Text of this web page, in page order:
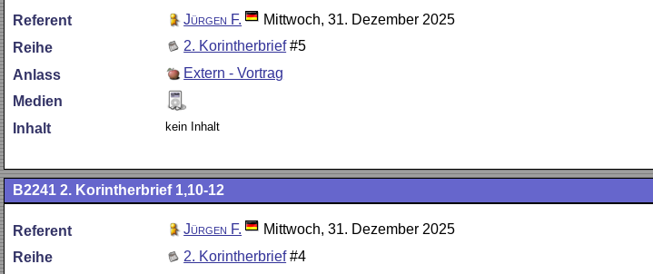
Referent Jürgen F.
Mittwoch, 31. Dezember 2025
Reihe
2. Korintherbrief#5
Anlass
Extern - Vortrag
Medien
Inhalt
kein Inhalt
B2241 2. Korintherbrief 1,10-12
Referent Jürgen F.
Mittwoch, 31. Dezember 2025
Reihe
2. Korintherbrief#4